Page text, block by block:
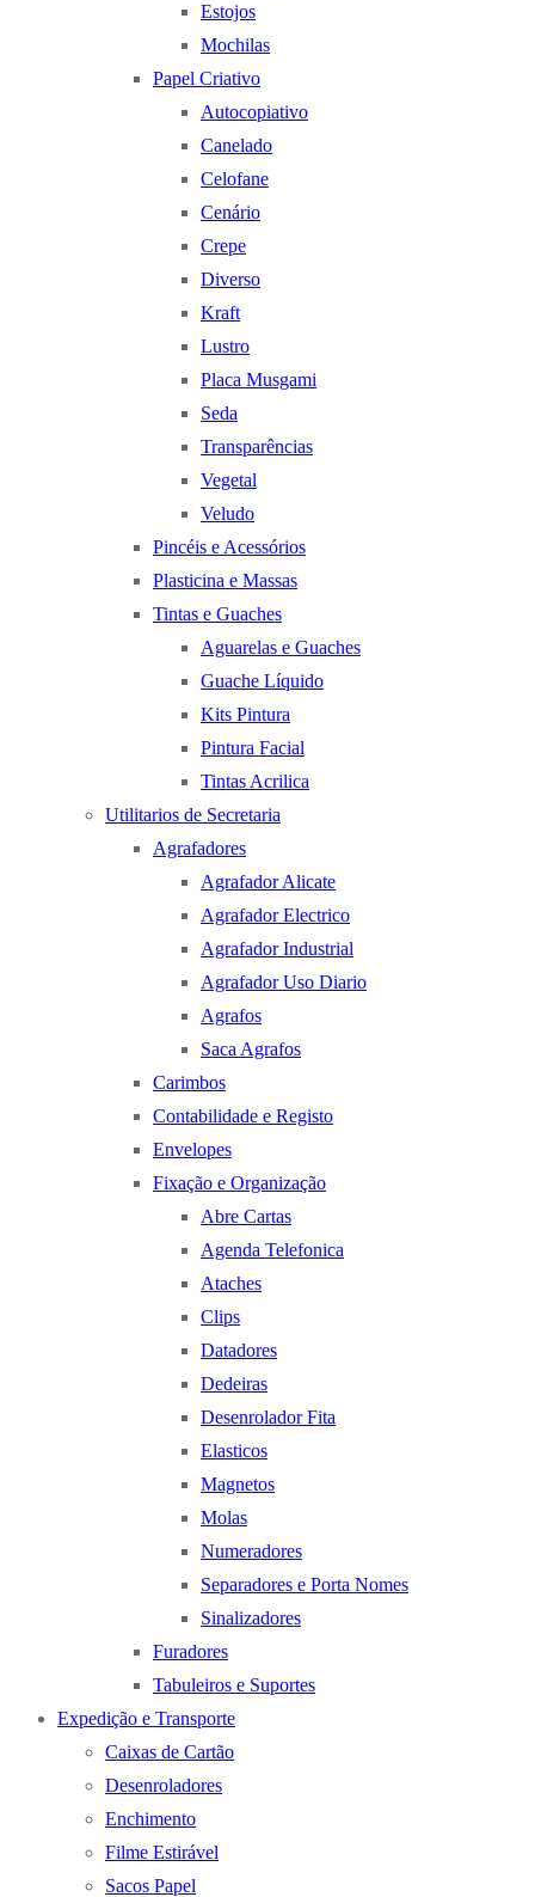
Estojos
Mochilas
Papel Criativo
Autocopiativo
Canelado
Celofane
Cenário
Crepe
Diverso
Kraft
Lustro
Placa Musgami
Seda
Transparências
Vegetal
Veludo
Pincéis e Acessórios
Plasticina e Massas
Tintas e Guaches
Aguarelas e Guaches
Guache Líquido
Kits Pintura
Pintura Facial
Tintas Acrilica
Utilitarios de Secretaria
Agrafadores
Agrafador Alicate
Agrafador Electrico
Agrafador Industrial
Agrafador Uso Diario
Agrafos
Saca Agrafos
Carimbos
Contabilidade e Registo
Envelopes
Fixação e Organização
Abre Cartas
Agenda Telefonica
Ataches
Clips
Datadores
Dedeiras
Desenrolador Fita
Elasticos
Magnetos
Molas
Numeradores
Separadores e Porta Nomes
Sinalizadores
Furadores
Tabuleiros e Suportes
Expedição e Transporte
Caixas de Cartão
Desenroladores
Enchimento
Filme Estirável
Sacos Papel